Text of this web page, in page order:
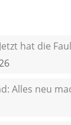
hat die
Alles neu